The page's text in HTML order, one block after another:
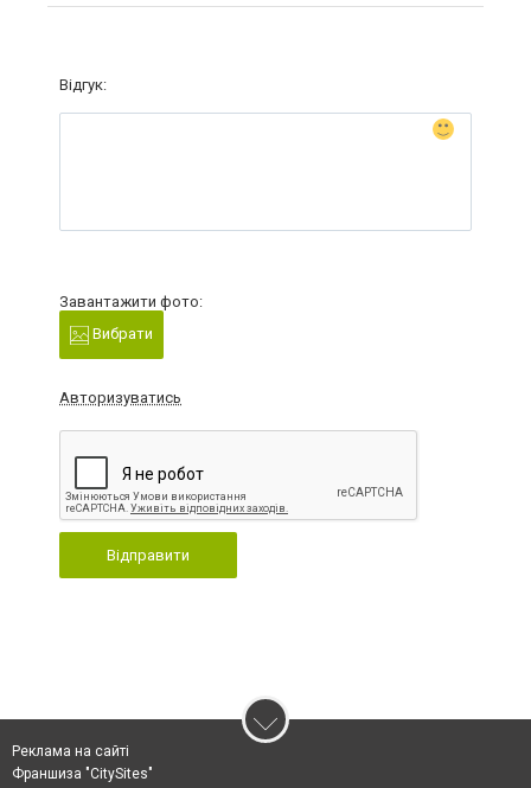
Відгук:
Завантажити фото:
Вибрати
Авторизуватись
Відправити
Реклама на сайті
Франшиза "CitySites"